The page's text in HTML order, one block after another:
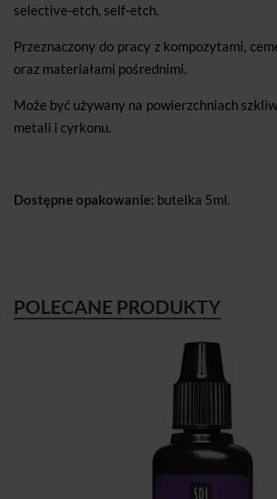
selective-etch, self-etch.
Przeznaczony do pracy z kompozytami,
oraz materiałami pośrednimi.
Może być używany na powierzchniach
metali i cyrkonu.
Dostępne opakowanie: butelka 5ml.
POLECANE PRODUKTY